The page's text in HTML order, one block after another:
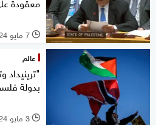
l 7 مايو 2024
عالم
"ترينيداد
بدولة
l 3 مايو 2024